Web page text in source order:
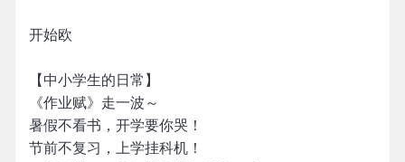
开始欧
【中小学生的日常】
《作业赋》走一波～
暑假不看书，开学要你哭！
节前不复习，上学挂科机！